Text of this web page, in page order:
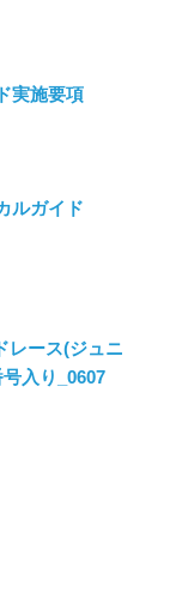
実施要項
ルガイド
レース(ジュニ
入り_0607